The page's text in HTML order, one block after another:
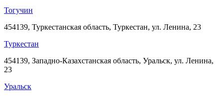
Тогучин
454139, Туркестанская область, Туркестан, ул. Ленина, 23
Туркестан
454139, Западно-Казахстанская область, Уральск, ул. Ленина,
23
Уральск